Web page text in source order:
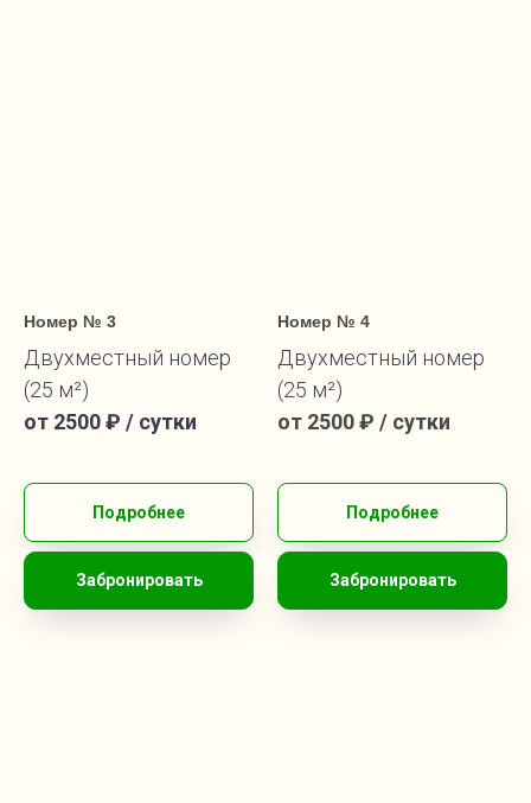
Номер № 3
Двухместный номер
(25 м²)
от 2500 ₽ / сутки
Подробнее
Забронировать
Номер № 4
Двухместный номер
(25 м²)
от 2500 ₽ / сутки
Подробнее
Забронировать